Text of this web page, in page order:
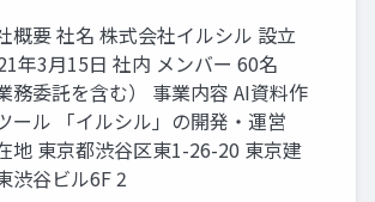
概要 社名 株式会社イルシル 設立
年3月15日 社内 メンバー 60名
業務委託を含む） 事業内容 AI資料作
ール 「イルシル」の開発・運営
地 東京都渋谷区東1-26-20 東京建
渋谷ビル6F 2